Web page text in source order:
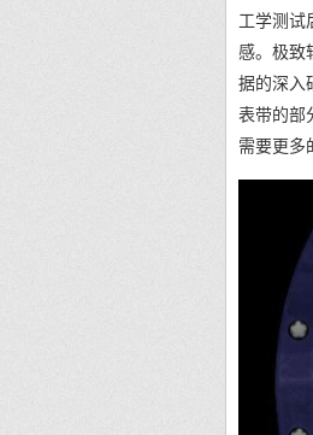
工学测试
感。极致
据的深入
表带的部
需要更多